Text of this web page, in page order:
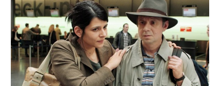
Nachrichten F-Rated FAQ Kontakt Maillist
Warenkorb
AGB KaufenAktivierenAbo
216.73.216.135